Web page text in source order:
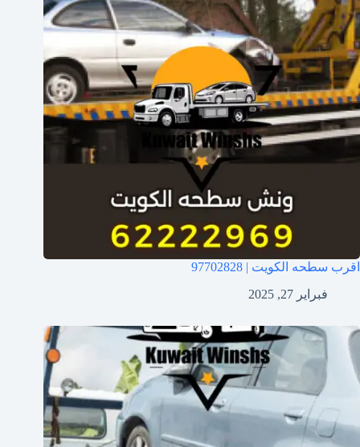
اقرب سطحه الكويت | 97702828
فبراير 27, 2025